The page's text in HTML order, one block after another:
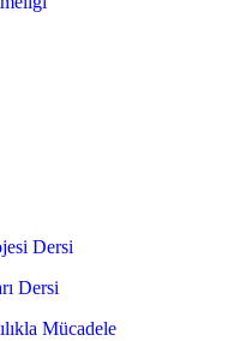
Dersi
Dersi
Mücadele